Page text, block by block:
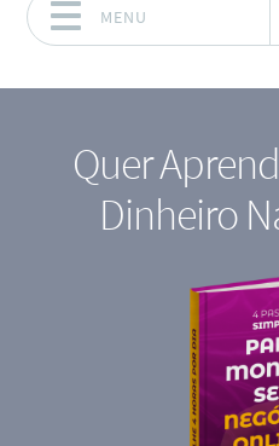
MENU
Quer
Dinheiro